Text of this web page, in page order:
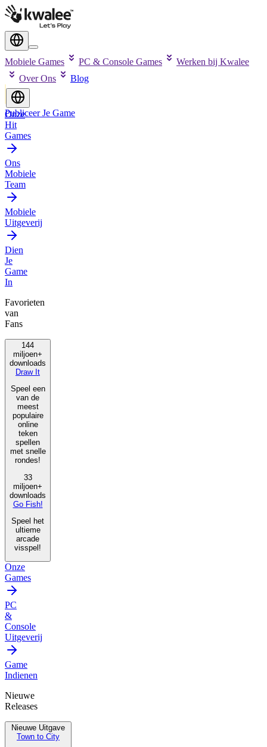
Mobiele Games PC & Console Games
Werken bij Kwalee
Over Ons
Blog
Publiceer Je Game
Onze
Hit
Games
Ons
Mobiele
Team
Mobiele
Uitgeverij
Dien
Je
Game
In
Favorieten
van
Fans
144
miljoen+
downloads
Draw It
Speel een
van de
meest
populaire
online
teken
spellen
met snelle
rondes!
33
miljoen+
downloads
Go Fish!
Speel het
ultieme
arcade
visspel!
Onze
Games
PC
&
Console
Uitgeverij
Game
Indienen
Nieuwe
Releases
Nieuwe Uitgave
Town to City